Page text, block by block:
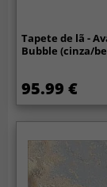
Tapete de lã -
Bubble (cinza/
95.99 €